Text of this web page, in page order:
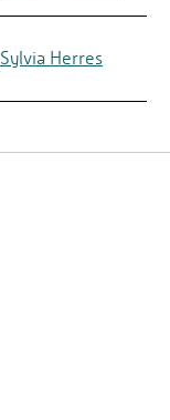
Sylvia Herres